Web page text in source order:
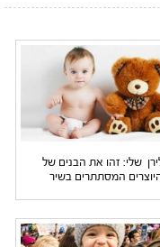
שלי: זהו את הבנים של
המסתתרים בשיר